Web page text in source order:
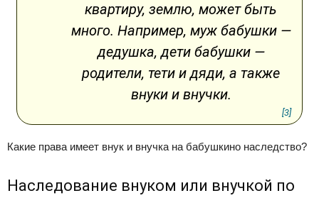
квартиру, землю, может быть
много. Например, муж бабушки —
дедушка, дети бабушки —
родители, тети и дяди, а также
внуки и внучки.
[3]
Какие права имеет внук и внучка на бабушкино наследство?
Наследование внуком или внучкой по